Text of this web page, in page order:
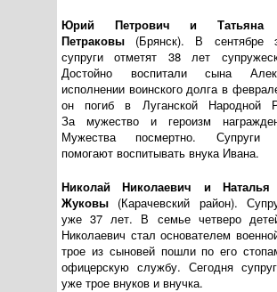
Юрий Петрович и Татьяна
Петраковы (Брянск). В сентябре
супруги отметят 38 лет
Достойно воспитали сына
исполнении воинского долга в
он погиб в Луганской Народной
За мужество и героизм
Мужества посмертно. Супруги
помогают воспитывать внука Ивана.
Николай Николаевич и Наталья
Жуковы (Карачевский район).
уже 37 лет. В семье четверо
Николаевич стал основателем
трое из сыновей пошли по его
офицерскую службу. Сегодня
уже трое внуков и внучка.